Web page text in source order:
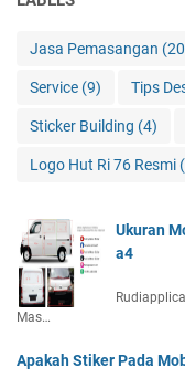
Jasa Pemasangan
Service (9) Tips
Sticker Building (4)
Logo Hut Ri 76 Resmi
Ukuran
a4
Mas…
Apakah Stiker Pada